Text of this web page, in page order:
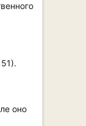
оно